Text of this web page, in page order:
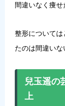
間違いなく痩せ
整形について
たのは間違いな
兒玉遥の
上